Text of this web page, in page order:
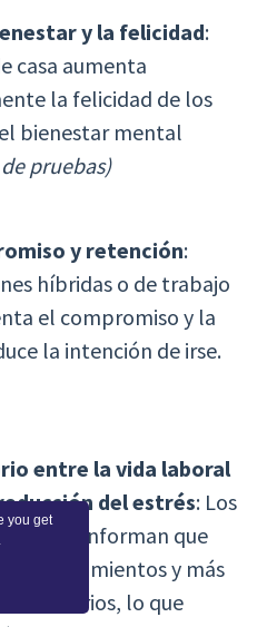
you get
y la felicidad:
casa aumenta
la felicidad de los
bienestar mental
pruebas)
y retención:
híbridas o de trabajo
el compromiso y la
la intención de irse.
entre la vida laboral
del estrés: Los
informan que
desplazamientos y más
horarios, lo que